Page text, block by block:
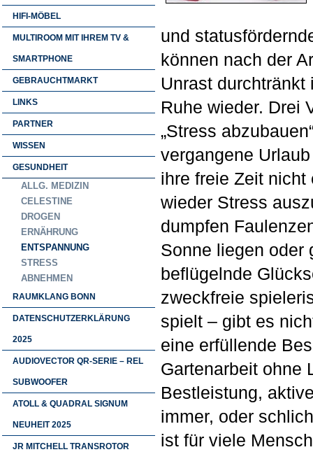
HIFI-MÖBEL
MULTIROOM MIT IHREM TV &
SMARTPHONE
GEBRAUCHTMARKT
LINKS
PARTNER
WISSEN
GESUNDHEIT
ALLG. MEDIZIN
CELESTINE
DROGEN
ERNÄHRUNG
ENTSPANNUNG
STRESS
ABNEHMEN
RAUMKLANG BONN
DATENSCHUTZERKLÄRUNG
2025
AUDIOVECTOR QR-SERIE – REL
SUBWOOFER
ATOLL & QUADRAL SIGNUM
NEUHEIT 2025
JR MITCHELL TRANSROTOR
und
können nach der
Unrast
Ruhe wieder. Drei
„Stress
vergangene
ihre freie Zeit
wieder Stress
dumpfen
Sonne liegen oder
beflügelnde
zweckfreie
spielt – gibt es
eine erfüllende
Gartenarbeit ohne
Bestleistung,
immer, oder
ist für viele